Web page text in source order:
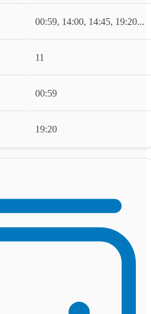
00:59, 14:00, 14:45, 19:20...
11
00:59
19:20